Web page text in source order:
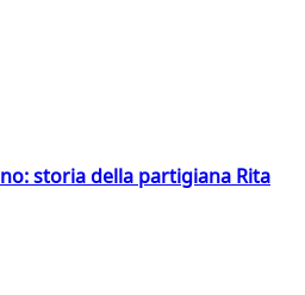
storia della partigiana Rita